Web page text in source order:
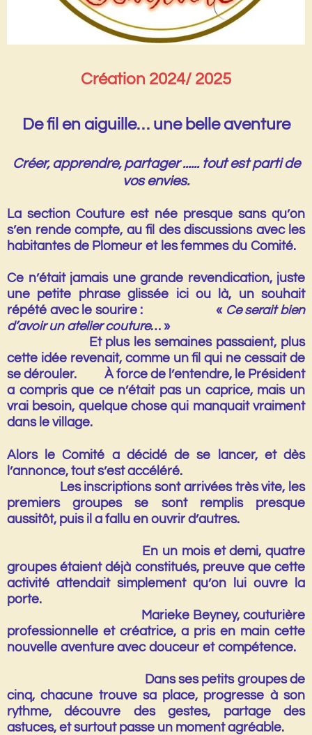
Création 2024/ 2025
De fil en aiguille… une belle aventure
Créer, apprendre, partager ...... tout est parti de
vos envies.
La section Couture est née presque sans qu’on
s’en rende compte, au fil des discussions avec les
habitantes de Plomeur et les femmes du Comité.
Ce n’était jamais une grande revendication, juste
une petite phrase glissée ici ou là, un souhait
répété avec le sourire : « Ce serait bien
d’avoir un atelier couture… »
Et plus les semaines passaient, plus
cette idée revenait, comme un fil qui ne cessait de
se dérouler. À force de l’entendre, le Président
a compris que ce n’était pas un caprice, mais un
vrai besoin, quelque chose qui manquait vraiment
dans le village.
Alors le Comité a décidé de se lancer, et dès
l’annonce, tout s’est accéléré.
Les inscriptions sont arrivées très vite, les
premiers groupes se sont remplis presque
aussitôt, puis il a fallu en ouvrir d’autres.
En un mois et demi, quatre
groupes étaient déjà constitués, preuve que cette
activité attendait simplement qu’on lui ouvre la
porte.
Marieke Beyney, couturière
professionnelle et créatrice, a pris en main cette
nouvelle aventure avec douceur et compétence.
Dans ses petits groupes de
cinq, chacune trouve sa place, progresse à son
rythme, découvre des gestes, partage des
astuces, et surtout passe un moment agréable.